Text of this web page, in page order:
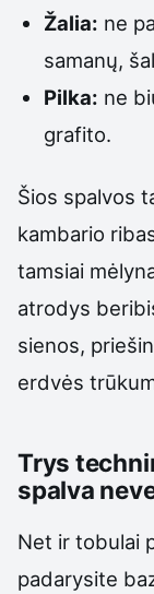
Žalia: ne
samanų,
Pilka: ne
grafito.
Šios spalvos
kambario
tamsiai
atrodys
sienos,
erdvės
Trys
spalva
Net ir tobulai
padarysite